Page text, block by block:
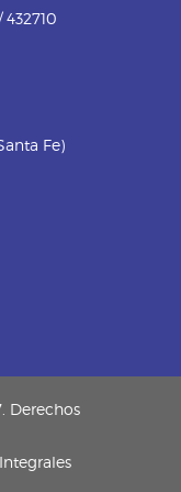
Fe)
Derechos